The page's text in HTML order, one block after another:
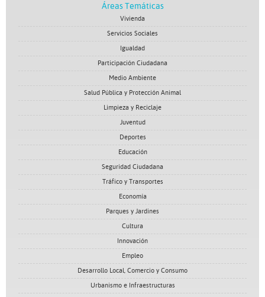
Áreas Temáticas
Vivienda
Servicios Sociales
Igualdad
Participación Ciudadana
Medio Ambiente
Salud Pública y Protección Animal
Limpieza y Reciclaje
Juventud
Deportes
Educación
Seguridad Ciudadana
Tráfico y Transportes
Economía
Parques y Jardines
Cultura
Innovación
Empleo
Desarrollo Local, Comercio y Consumo
Urbanismo e Infraestructuras